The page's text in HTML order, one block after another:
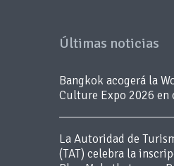
Últimas noticias
Bangkok acogerá la
Culture Expo 2026 en
La Autoridad de
(TAT) celebra la